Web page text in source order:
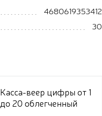
4680619353412
30
Касса-веер цифры от 1
до 20 облегченный